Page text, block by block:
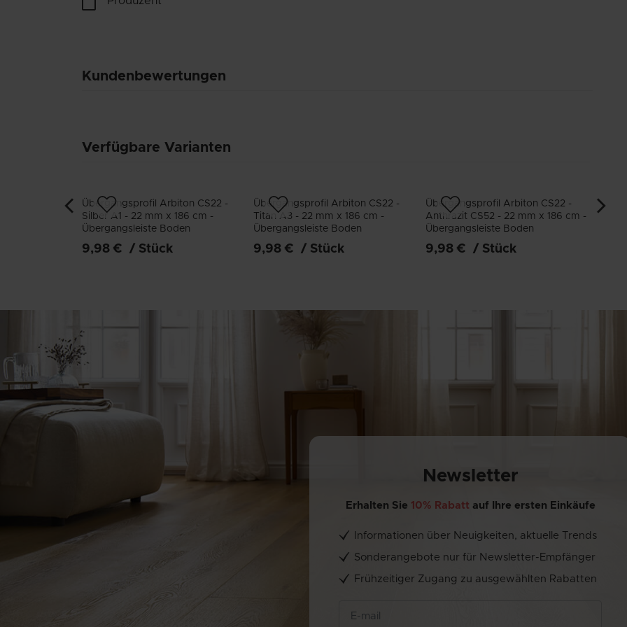
Kundenbewertungen
Verfügbare Varianten
Übergangsprofil Arbiton CS22 -
Silber A1 - 22 mm x 186 cm -
Übergangsleiste Boden
9,98 € / Stück
Übergangsprofil Arbiton CS22 -
Titan A3 - 22 mm x 186 cm -
Übergangsleiste Boden
9,98 € / Stück
Übergangsprofil Arbiton CS22 -
Anthrazit CS52 - 22 mm x 186 cm -
Übergangsleiste Boden
9,98 € / Stück
Ash-
Newsletter
Erhalten Sie 10% Rabatt auf Ihre ersten Einkäufe
Informationen über Neuigkeiten, aktuelle Trends
Sonderangebote nur für Newsletter-Empfänger
Frühzeitiger Zugang zu ausgewählten Rabatten